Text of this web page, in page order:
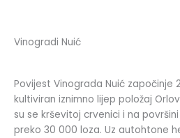
Vinogradi Nuić
Povijest Vinograda Nuić započinje
kultiviran iznimno lijep položaj
su se krševitoj crvenici i na
preko 30 000 loza. Uz autohtone